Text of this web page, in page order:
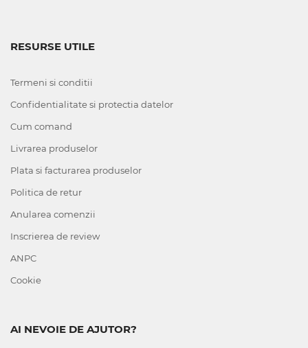
RESURSE UTILE
Termeni si conditii
Confidentialitate si protectia datelor
Cum comand
Livrarea produselor
Plata si facturarea produselor
Politica de retur
Anularea comenzii
Inscrierea de review
ANPC
Cookie
AI NEVOIE DE AJUTOR?